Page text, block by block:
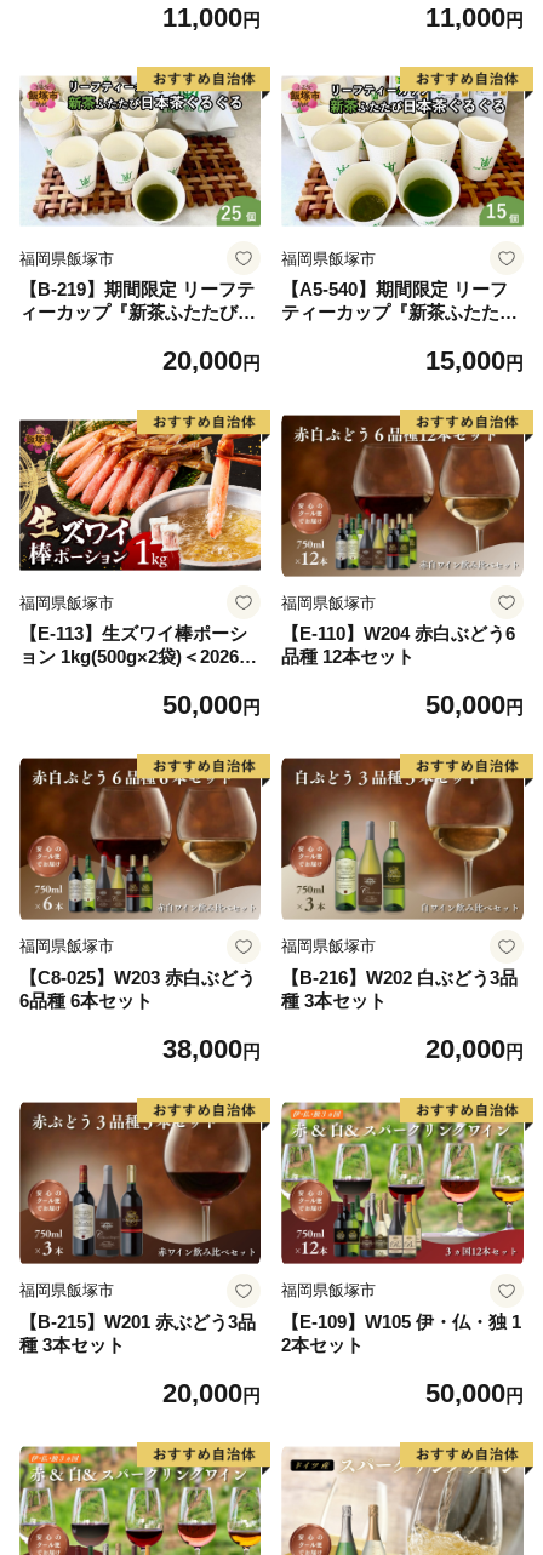
11,000円 11,000円
福岡県飯塚市
【B-219】期間限定 リーフテ
ィーカップ『新茶ふたたび日
20,000円
福岡県飯塚市
【A5-540】期間限定 リーフ
ティーカップ『新茶ふたたび
15,000円
福岡県飯塚市
【E-113】生ズワイ棒ポーシ
ョン 1kg(500g×2袋)＜2026年
50,000円
福岡県飯塚市
【E-110】W204 赤白ぶどう6
品種 12本セット
50,000円
福岡県飯塚市
【C8-025】W203 赤白ぶどう
6品種 6本セット
38,000円
福岡県飯塚市
【B-216】W202 白ぶどう3品
種 3本セット
20,000円
福岡県飯塚市
【B-215】W201 赤ぶどう3品
種 3本セット
20,000円
福岡県飯塚市
【E-109】W105 伊・仏・独 1
2本セット
50,000円